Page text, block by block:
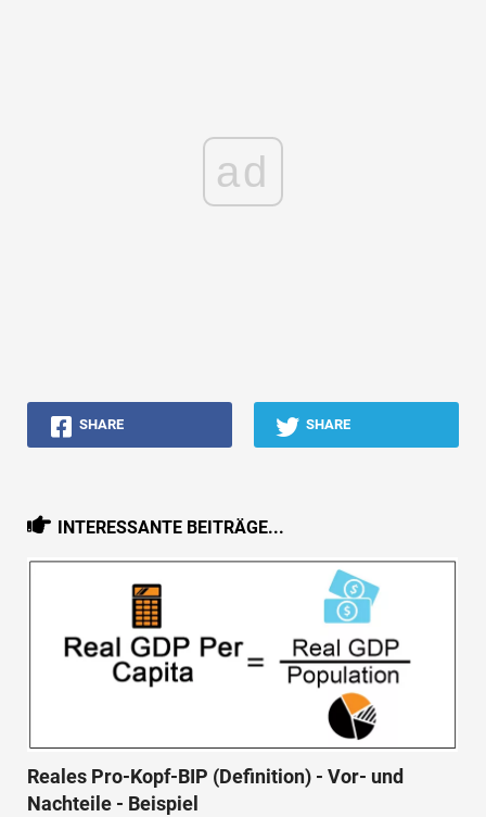
ad
SHARE SHARE
INTERESSANTE BEITRÄGE...
Reales Pro-Kopf-BIP (Definition) - Vor- und
Nachteile - Beispiel